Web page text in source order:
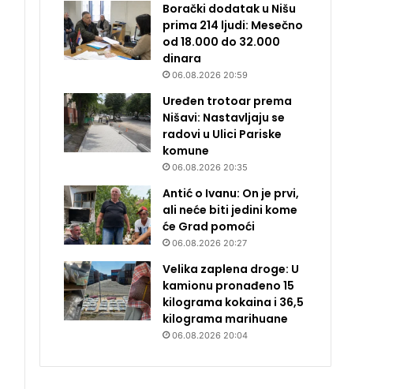
Borački dodatak u Nišu
prima 214 ljudi: Mesečno
od 18.000 do 32.000
dinara
06.08.2026 20:59
Uređen trotoar prema
Nišavi: Nastavljaju se
radovi u Ulici Pariske
komune
06.08.2026 20:35
Antić o Ivanu: On je prvi,
ali neće biti jedini kome
će Grad pomoći
06.08.2026 20:27
Velika zaplena droge: U
kamionu pronađeno 15
kilograma kokaina i 36,5
kilograma marihuane
06.08.2026 20:04